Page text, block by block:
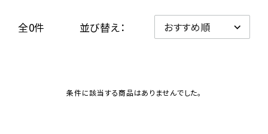
全0件 並び替え：
条件に該当する商品はありませんでした。